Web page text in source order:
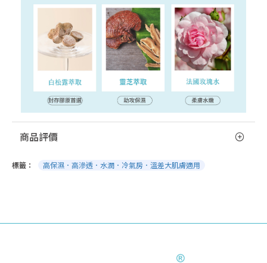
商品評價
標籤： 高保濕．高滲透．水潤．冷氣房．溫差大肌膚適用